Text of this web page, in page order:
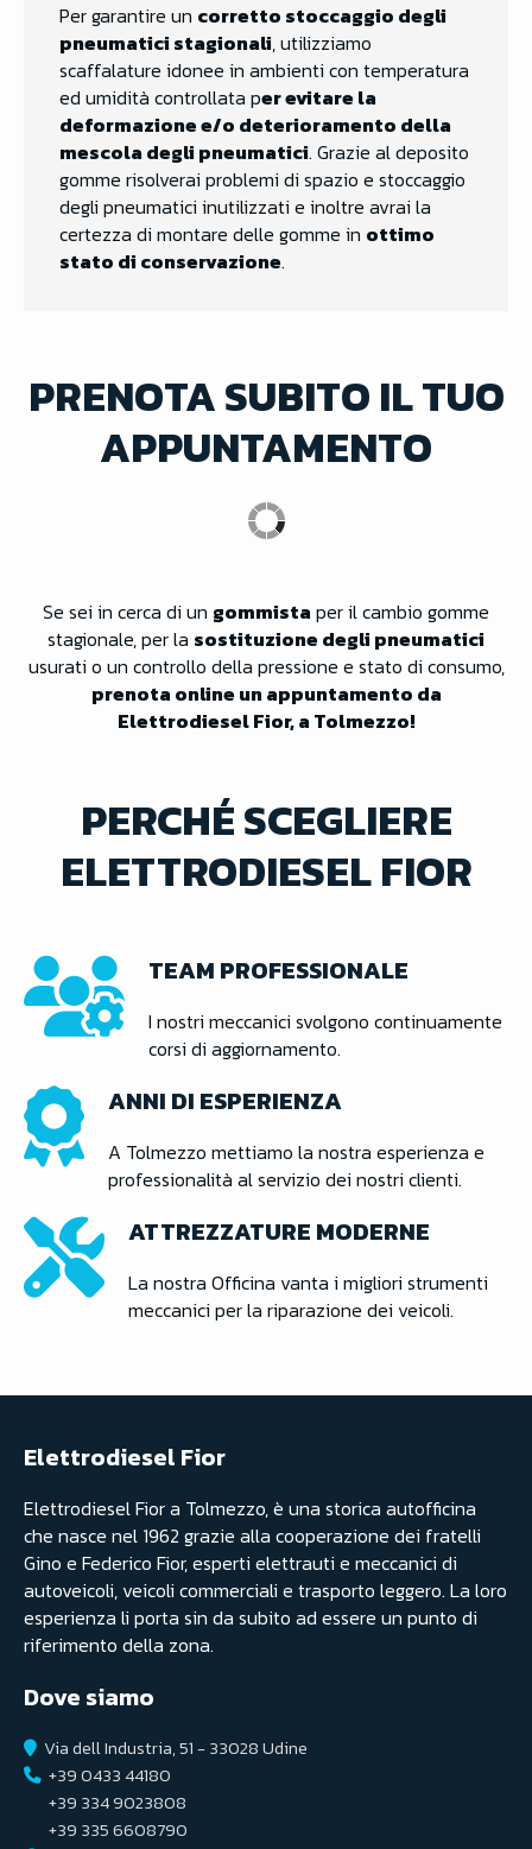
Per garantire un corretto stoccaggio degli
pneumatici stagionali, utilizziamo
scaffalature idonee in ambienti con temperatura
ed umidità controllata per evitare la
deformazione e/o deterioramento della
mescola degli pneumatici. Grazie al deposito
gomme risolverai problemi di spazio e stoccaggio
degli pneumatici inutilizzati e inoltre avrai la
certezza di montare delle gomme in ottimo
stato di conservazione.
PRENOTA SUBITO IL TUO
APPUNTAMENTO
Se sei in cerca di un gommista per il cambio gomme
stagionale, per la sostituzione degli pneumatici
usurati o un controllo della pressione e stato di consumo,
prenota online un appuntamento da
Elettrodiesel Fior, a Tolmezzo!
PERCHÉ SCEGLIERE
ELETTRODIESEL FIOR​
TEAM PROFESSIONALE​
I nostri meccanici svolgono continuamente
corsi di aggiornamento.
ANNI DI ESPERIENZA​
A Tolmezzo mettiamo la nostra esperienza e
professionalità al servizio dei nostri clienti.
ATTREZZATURE MODERNE​
La nostra Officina vanta i migliori strumenti
meccanici per la riparazione dei veicoli.
Elettrodiesel Fior
Elettrodiesel Fior a Tolmezzo, è una storica autofficina
che nasce nel 1962 grazie alla cooperazione dei fratelli
Gino e Federico Fior, esperti elettrauti e meccanici di
autoveicoli, veicoli commerciali e trasporto leggero. La loro
esperienza li porta sin da subito ad essere un punto di
riferimento della zona.
Dove siamo
Via dell Industria, 51 - 33028 Udine
+39 0433 44180
+39 334 9023808
+39 335 6608790